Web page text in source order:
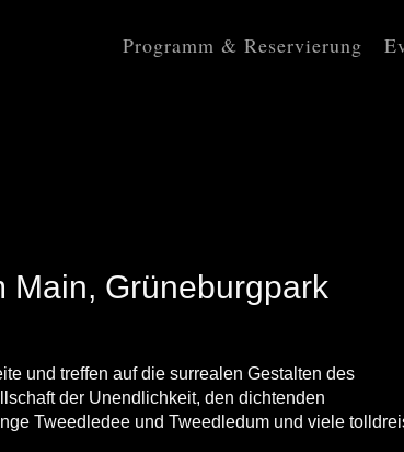
Programm & Reservierung
Main, Grüneburgpark
und treffen auf die surrealen Gestalten des
der Unendlichkeit, den dichtenden
Tweedledee und Tweedledum und viele